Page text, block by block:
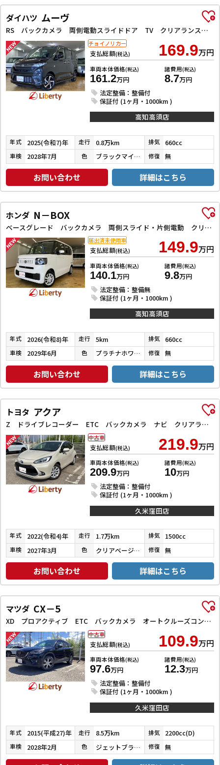
ダイハツ ムーヴ
RS バックカメラ 両側電動スライドドア TV クリアランスソナー オートクルーズコントロール 衝突被害軽減システム オートライト LEDヘッドランプ スマートキー アイドリングストップ 電動格納ミラー
支払総額(税込) 169.9万円
車両本体価格(税込)
161.2万円
諸費用(税込)
8.7万円
法定整備：整備付
保証付 (1ヶ月・1000km )
チョイノリカー
高知高須店
年式 2025(令和7)年 走行 0.8万km 排気 660cc
車検 2028年7月 色 ブラックマイカメタリック 修復 無
お問い合わせ 詳細はこちら
ホンダ N－BOX
ベースグレード バックカメラ 両側スライド・片側電動 クリアランスソナー オートクルーズコントロール レーンアシスト 衝突被害軽減システム オートライト LEDヘッドランプ スマートキー アイドリングストップ
支払総額(税込) 149.9万円
車両本体価格(税込)
140.1万円
諸費用(税込)
9.8万円
法定整備：整備無
保証付 (1ヶ月・1000km )
届出済未使用車
高知高須店
年式 2026(令和8)年 走行 5km 排気 660cc
車検 2029年6月 色 プラチナホワイトパール 修復 無
お問い合わせ 詳細はこちら
トヨタ アクア
Z ドライブレコーダー ETC バックカメラ ナビ クリアランスソナー オートクルーズコントロール レーンアシスト 衝突被害軽減システム アルミホイール LEDヘッドランプ スマートキー 電動格納ミラー
支払総額(税込) 219.9万円
車両本体価格(税込)
209.9万円
諸費用(税込)
10万円
法定整備：整備付
保証付 (1ヶ月・1000km )
中古車
久米窪田店
年式 2022(令和4)年 走行 1.7万km 排気 1500cc
車検 2027年3月 色 クリアベージュメタリック 修復 無
お問い合わせ 詳細はこちら
マツダ CX－5
XD プロアクティブ ETC バックカメラ オートクルーズコントロール レーンアシスト 衝突被害軽減システム ナビ オートライト LEDヘッドランプ アルミホイール スマートキー アイドリングストップ 電動格納ミラー AT
支払総額(税込) 109.9万円
車両本体価格(税込)
97.6万円
諸費用(税込)
12.3万円
法定整備：整備付
保証付 (1ヶ月・1000km )
中古車
久米窪田店
年式 2015(平成27)年 走行 8.5万km 排気 2200cc(D)
車検 2028年2月 色 ジェットブラックマイカ 修復 無